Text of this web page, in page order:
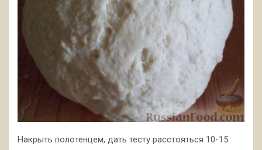
Накрыть полотенцем, дать тесту расстояться 10-15